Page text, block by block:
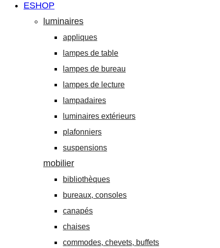
ESHOP
luminaires
appliques
lampes de table
lampes de bureau
lampes de lecture
lampadaires
luminaires extérieurs
plafonniers
suspensions
mobilier
bibliothèques
bureaux, consoles
canapés
chaises
commodes, chevets, buffets